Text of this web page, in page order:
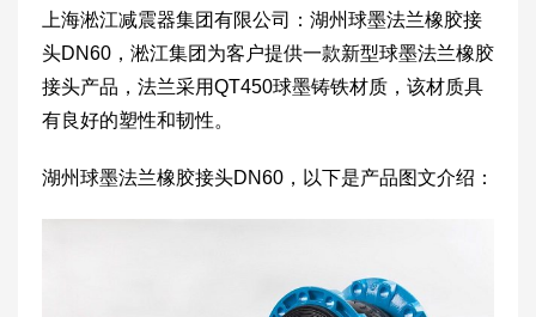
上海淞江减震器集团有限公司：湖州球墨法兰橡胶接
头DN60，淞江集团为客户提供一款新型球墨法兰橡胶
接头产品，法兰采用QT450球墨铸铁材质，该材质具
有良好的塑性和韧性。
湖州球墨法兰橡胶接头DN60，以下是产品图文介绍：